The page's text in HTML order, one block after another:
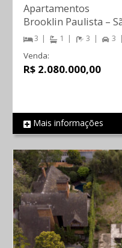
REF 588
Apartamentos
Brooklin Paulista –
3 1 3 3
Venda:
R$ 2.080.000,00
Mais informações